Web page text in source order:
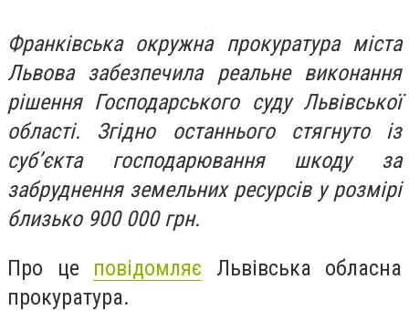
Франківська окружна прокуратура міста
Львова забезпечила реальне виконання
рішення Господарського суду Львівської
області. Згідно останнього стягнуто із
суб’єкта господарювання шкоду за
забруднення земельних ресурсів у розмірі
близько 900 000 грн.
Про це повідомляє Львівська обласна
прокуратура.